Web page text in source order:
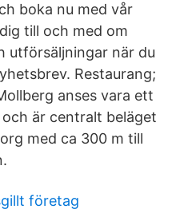
boka nu med vår
till och med om
utförsäljningar när du
Restaurang;
anses vara ett
är centralt beläget
med ca 300 m till
företag